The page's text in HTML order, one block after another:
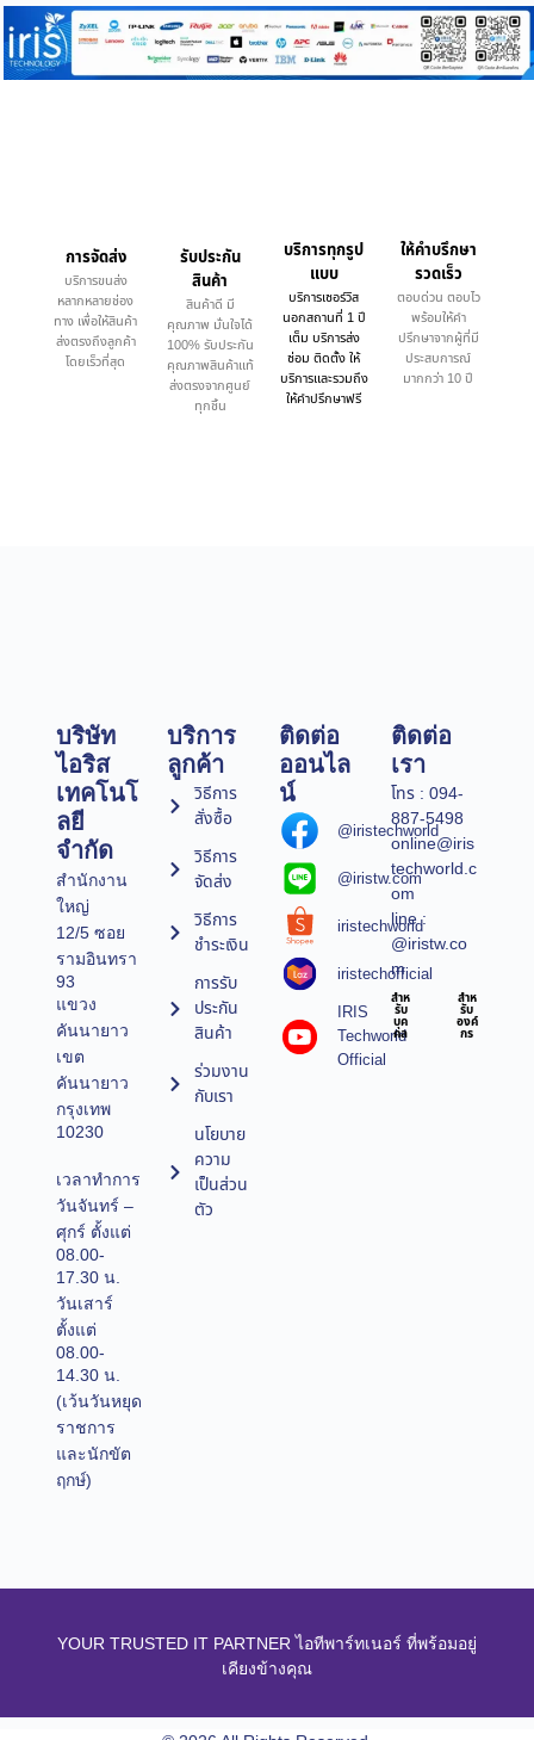
การจัดส่ง
บริการขนส่ง
หลากหลายช่อง
ทาง เพื่อให้สินค้า
ส่งตรงถึงลูกค้า
โดยเร็วที่สุด
รับประกัน
สินค้า
สินค้าดี มี
คุณภาพ มั่นใจได้
100% รับประกัน
คุณภาพสินค้าแท้
ส่งตรงจากศูนย์
ทุกชิ้น
บริการทุกรูป
แบบ
บริการเซอร์วิส
นอกสถานที่ 1 ปี
เต็ม บริการส่ง
ซ่อม ติดตั้ง ให้
บริการและรวมถึง
ให้คำปรึกษาฟรี
ให้คำบรึกษา
รวดเร็ว
ตอบด่วน ตอบไว
พร้อมให้คำ
ปรึกษาจากผู้ที่มี
ประสบการณ์
มากกว่า 10 ปี
บริษัท
ไอริส
เทคโนโ
ลยี
จำกัด
สำนักงาน
ใหญ่
12/5 ซอย
รามอินทรา
93
แขวง
คันนายาว
เขต
คันนายาว
กรุงเทพ
10230
เวลาทำการ
วันจันทร์ –
ศุกร์ ตั้งแต่
08.00-
17.30 น.
วันเสาร์
ตั้งแต่
08.00-
14.30 น.
(เว้นวันหยุด
ราชการ
และนักขัต
ฤกษ์)
บริการ
ลูกค้า
วิธีการ
สั่งซื้อ
วิธีการ
จัดส่ง
วิธีการ
ชำระเงิน
การรับ
ประกัน
สินค้า
ร่วมงาน
กับเรา
นโยบาย
ความ
เป็นส่วน
ตัว
ติดต่อ
ออนไล
น์
@iristechworld
@iristw.com
iristechworld
iristechofficial
IRIS
Techworld
Official
ติดต่อ
เรา
โทร : 094-
887-5498
online@iris
techworld.c
om
line :
@iristw.co
m
สำห
รับ
บุค
คล
สำห
รับ
องค์
กร
YOUR TRUSTED IT PARTNER ไอทีพาร์ทเนอร์ ที่พร้อมอยู่
เคียงข้างคุณ